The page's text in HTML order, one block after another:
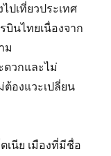
ปเที่ยวประเทศ
บินไทยเนื่องจาก
ม
ดวกและไม่
ต้องแวะเปลี่ยน
เนีย เมืองที่มีชื่อ